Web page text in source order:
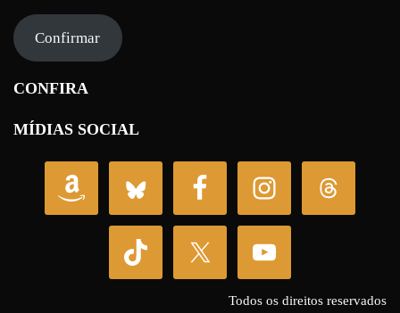
e-
mail
Confirmar
CONFIRA
MÍDIAS SOCIAL
Todos os direitos reservados